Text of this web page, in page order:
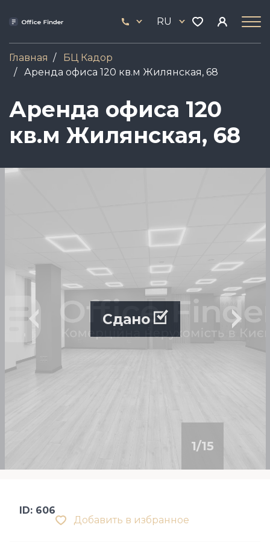
содержанию
444
17
RU
Главная
БЦ Кадор
Аренда офиса 120 кв.м Жилянская, 68
Аренда офиса 120
кв.м Жилянская, 68
Image
1/15
Сдано
Добавить в избранное
ID: 606